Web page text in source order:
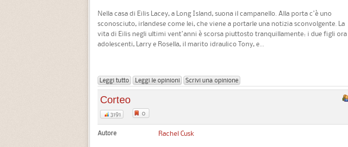
Nella casa di Eilis Lacey, a Long Island, suona il campanello. Alla porta c'è uno
sconosciuto, irlandese come lei, che viene a portarle una notizia sconvolgente. La
vita di Eilis negli ultimi vent'anni è scorsa piuttosto tranquillamente: i due figli ora
adolescenti, Larry e Rosella, il marito idraulico Tony, e...
Leggi tutto Leggi le opinioni Scrivi una opinione
Corteo
3191 0
Autore Rachel Cusk